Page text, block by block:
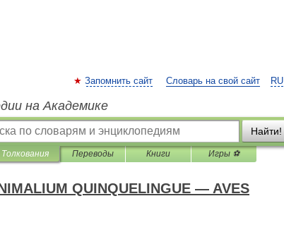
RU
Запомнить сайт Словарь на свой сайт
на Академике
Найти!
Толкования Переводы Книги Игры ⚽
QUINQUELINGUE — AVES